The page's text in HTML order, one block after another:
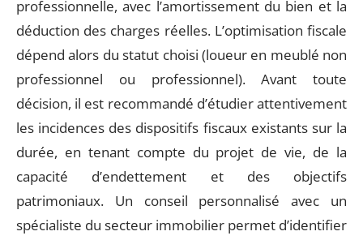
professionnelle, avec l’amortissement du bien et la
déduction des charges réelles. L’optimisation fiscale
dépend alors du statut choisi (loueur en meublé non
professionnel ou professionnel). Avant toute
décision, il est recommandé d’étudier attentivement
les incidences des dispositifs fiscaux existants sur la
durée, en tenant compte du projet de vie, de la
capacité d’endettement et des objectifs
patrimoniaux. Un conseil personnalisé avec un
spécialiste du secteur immobilier permet d’identifier